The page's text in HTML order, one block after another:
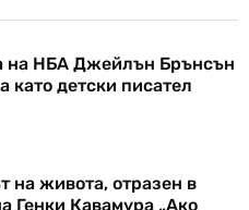
на НБА Джейлън Брънсън
като детски писател
на живота, отразен в
Генки Кавамура „Ако